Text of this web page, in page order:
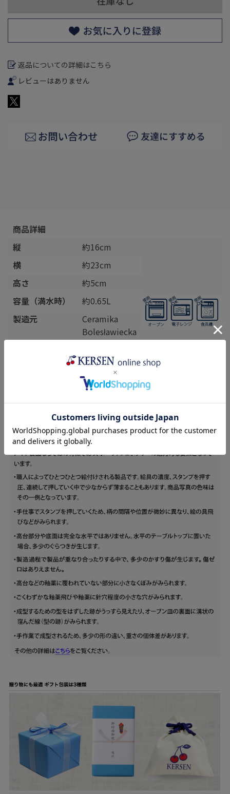
返品についての詳細はこちら
レビューはありません
商品詳細
縦
約16cm
横
約23cm
高さ
約5cm
容量（満水時）
約0.65L
製造元
Ceramika
Bolesławiecka
ナ)
ポーランド